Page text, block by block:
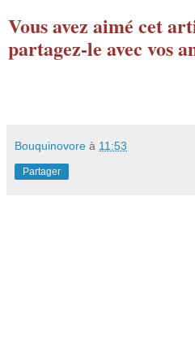
Vous avez aimé cet
partagez-le avec vos
Bouquinovore à 11:53
Partager